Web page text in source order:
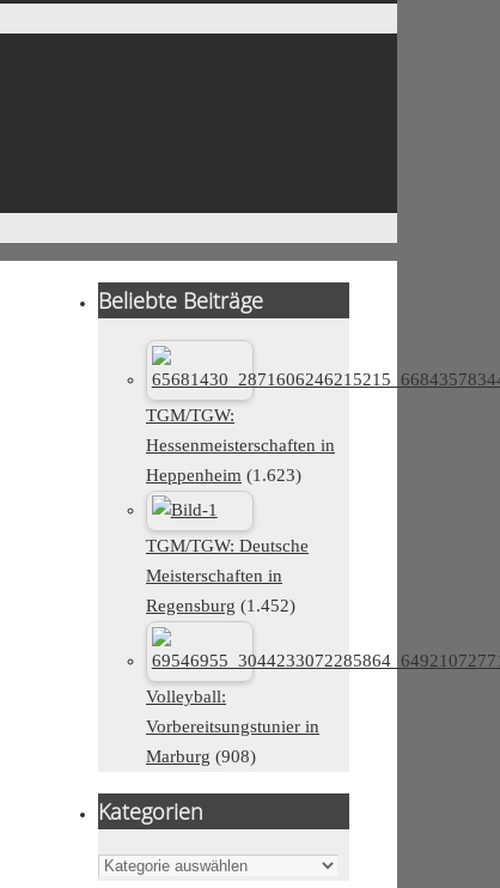
Beliebte Beiträge
TGM/TGW:
Hessenmeisterschaften in
Heppenheim (1.623)
TGM/TGW: Deutsche
Meisterschaften in
Regensburg (1.452)
Volleyball:
Vorbereitsungstunier in
Marburg (908)
Kategorien
Kategorien